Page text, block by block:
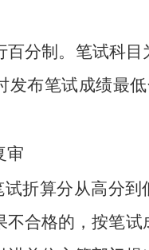
百分制。笔试科
发布笔试成绩最
审
试折算分从高分
不合格的，按笔